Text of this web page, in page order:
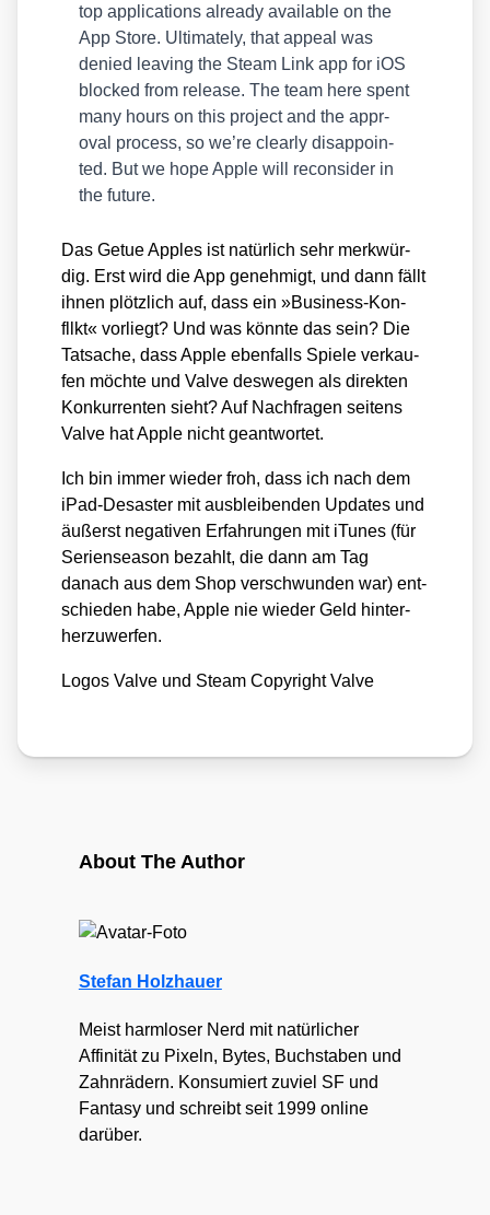
top appli­ca­ti­ons alre­a­dy available on the
App Store. Ulti­m­ate­ly, that appeal was
denied lea­ving the Steam Link app for iOS
blo­cked from release. The team here spent
many hours on this pro­ject and the appr­
oval pro­cess, so we’­re cle­ar­ly dis­ap­poin­
ted. But we hope Apple will recon­sider in
the future.
Das Getue App­les ist natür­lich sehr merk­wür­
dig. Erst wird die App geneh­migt, und dann fällt
ihnen plötz­lich auf, dass ein »Busi­ness-Kon­
fllkt« vor­liegt? Und was könn­te das sein? Die
Tat­sa­che, dass Apple eben­falls Spie­le ver­kau­
fen möch­te und Val­ve des­we­gen als direk­ten
Kon­kur­ren­ten sieht? Auf Nach­fra­gen sei­tens
Val­ve hat Apple nicht geant­wor­tet.
Ich bin immer wie­der froh, dass ich nach dem
iPad-Desas­ter mit aus­blei­ben­den Updates und
äußerst nega­ti­ven Erfah­run­gen mit iTu­nes (für
Seri­en­se­a­son bezahlt, die dann am Tag
danach aus dem Shop ver­schwun­den war) ent­
schie­den habe, Apple nie wie­der Geld hin­ter­
her­zu­wer­fen.
Logos Val­ve und Steam Copy­right Val­ve
About The Author
Stefan Holzhauer
Meist harmloser Nerd mit natürlicher
Affinität zu Pixeln, Bytes, Buchstaben und
Zahnrädern. Konsumiert zuviel SF und
Fantasy und schreibt seit 1999 online
darüber.